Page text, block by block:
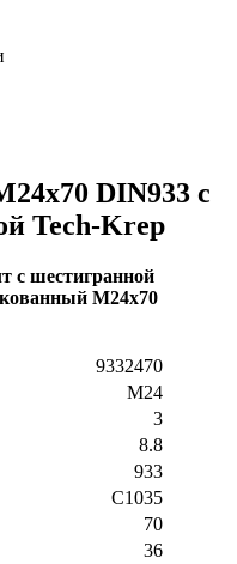
DIN933 с
Tech-Krep
с шестигранной
М24х70
9332470
М24
3
8.8
933
C1035
70
36